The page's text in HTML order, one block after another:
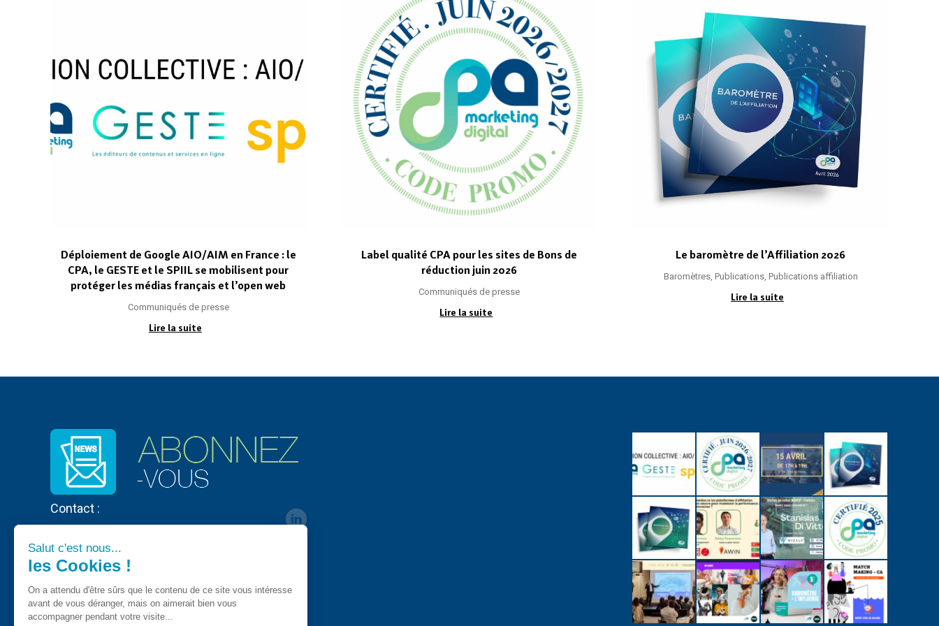
Déploiement de Google AIO/AIM en France : le
CPA, le GESTE et le SPIIL se mobilisent pour
protéger les médias français et l’open web
Communiqués de presse
Lire la suite
Label qualité CPA pour les sites de Bons de
réduction juin 2026
Communiqués de presse
Lire la suite
Le baromètre de l’Affiliation 2026
Baromètres, Publications, Publications affiliation
Lire la suite
Contact :
Salut c'est nous...
les Cookies !
On a attendu d'être sûrs que le contenu de ce site vous intéresse
avant de vous déranger, mais on aimerait bien vous
accompagner pendant votre visite...